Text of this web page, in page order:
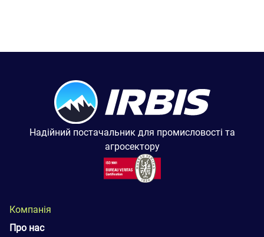
Надійний постачальник для промисловості та
агросектору
Компанія
Про нас